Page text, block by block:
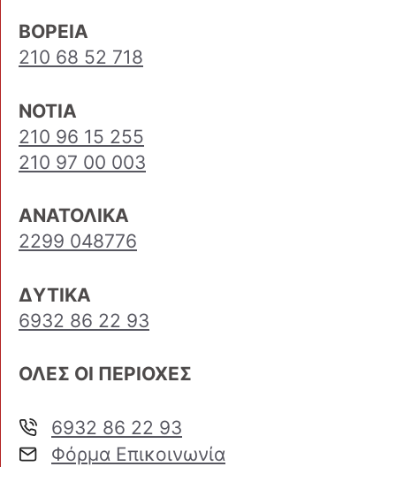
ΒΟΡΕΙΑ
210 68 52 718
ΝΟΤΙΑ
210 96 15 255
210 97 00 003
ΑΝΑΤΟΛΙΚΑ
2299 048776
ΔΥΤΙΚΑ
6932 86 22 93
ΟΛΕΣ ΟΙ ΠΕΡΙΟΧΕΣ
6932 86 22 93
Φόρμα Επικοινωνία